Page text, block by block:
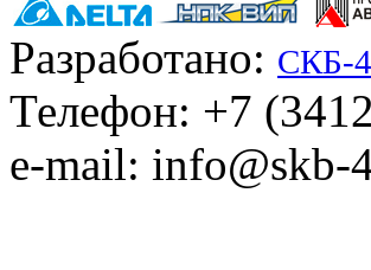
Разработано: СКБ-
Телефон: +7
e-mail: info@skb-